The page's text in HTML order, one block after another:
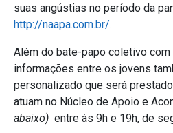
suas angústias no período da
http://naapa.com.br/.
Além do bate-papo coletivo
informações entre os jovens
personalizado que será
atuam no Núcleo de Apoio e
abaixo) entre às 9h e 19h, de